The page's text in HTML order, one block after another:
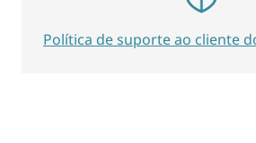
Política de suporte ao cliente